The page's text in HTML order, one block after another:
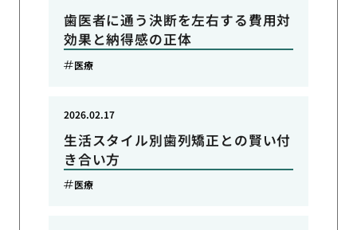
歯医者に通う決断を左右する費用対
効果と納得感の正体
医療
生活スタイル別歯列矯正との賢い付
き合い方
2026.02.17
医療